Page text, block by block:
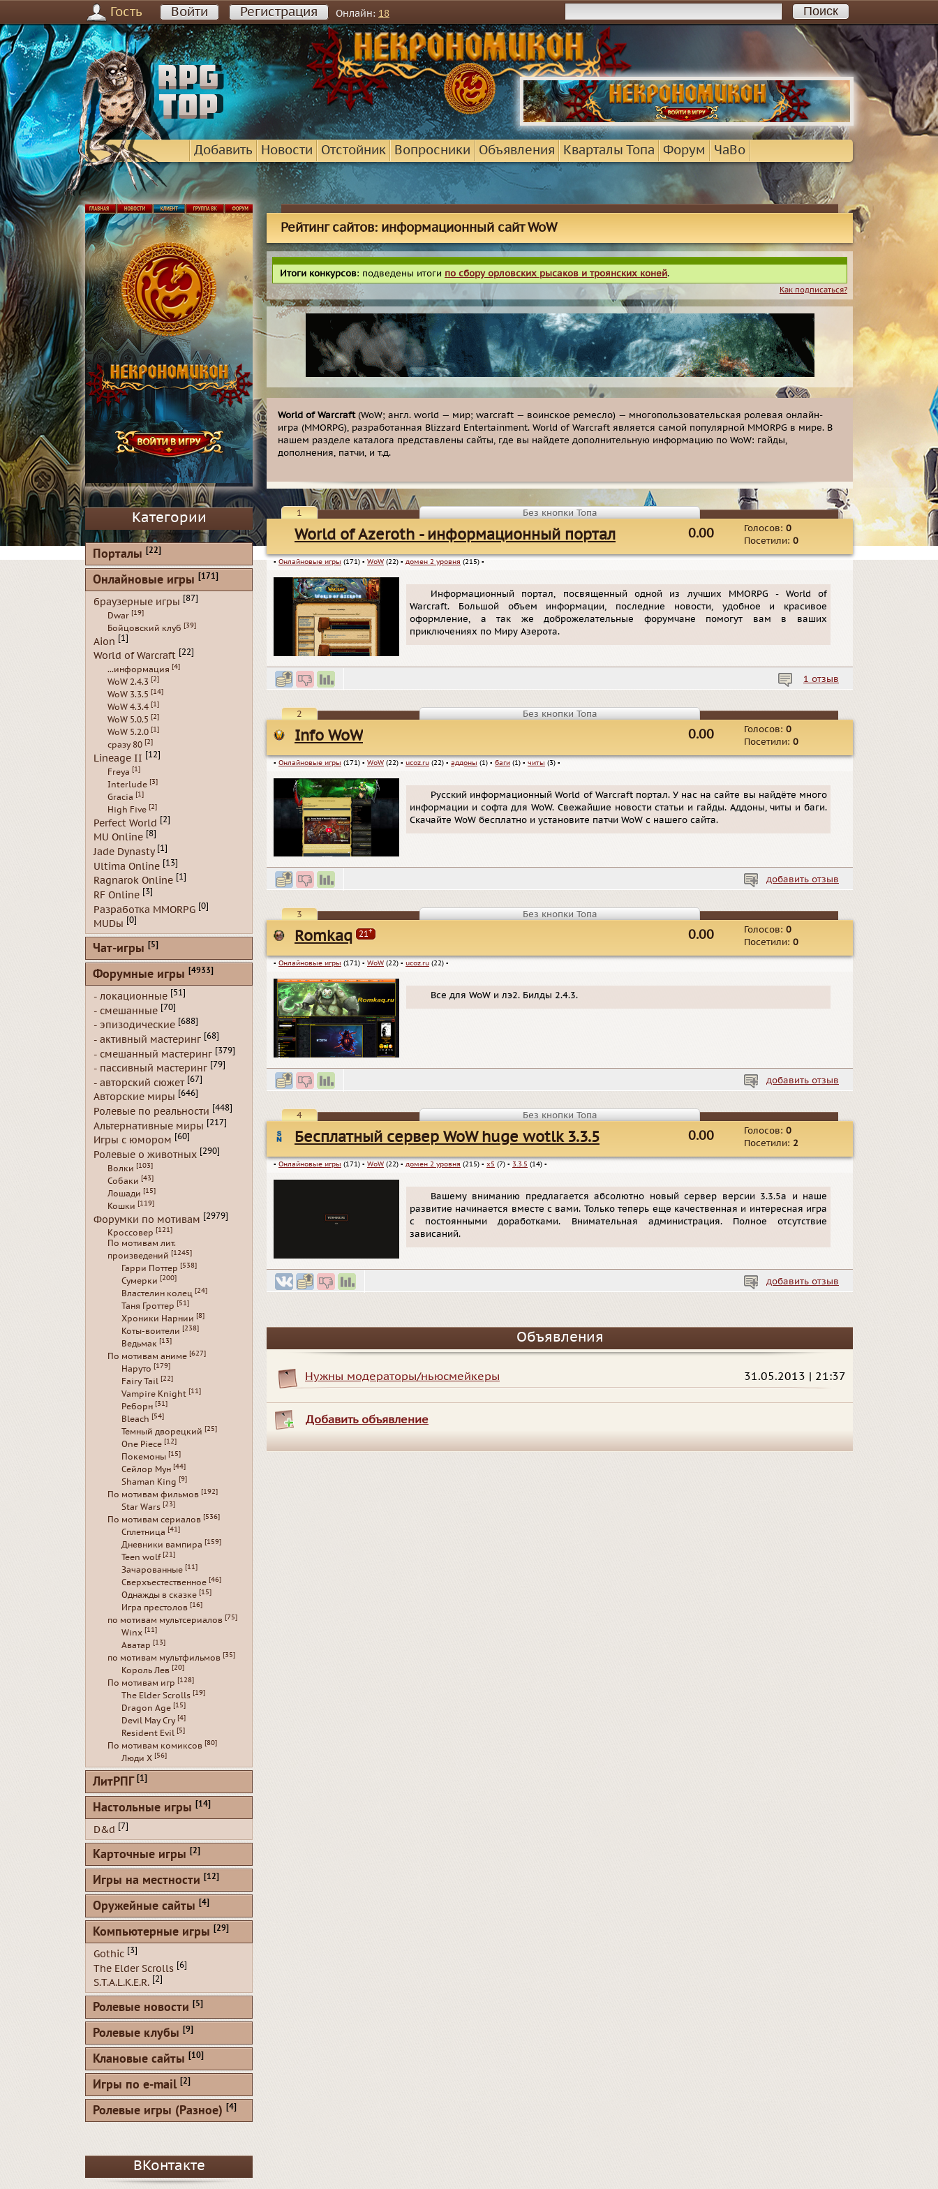
Гость Войти Регистрация Онлайн: 18
Добавить Новости Отстойник Вопросники Объявления Кварталы Топа Форум ЧаВо
Рейтинг сайтов: информационный сайт WoW
Итоги конкурсов: подведены итоги по сбору орловских рысаков и троянских коней.
Как подписаться?
World of Warcraft(WoW; англ. world — мир; warcraft — воинское ремесло) — многопользовательская ролевая онлайн-
игра (MMORPG), разработанная Blizzard Entertainment. World of Warcraft является самой популярной MMORPG в мире. В
нашем разделе каталога представлены сайты, где вы найдете дополнительную информацию по WoW: гайды,
дополнения, патчи, и т.д.
Без кнопки Топа
1
World of Azeroth - информационный портал Голосов: 0
Посетили: 0
0.00
▪ Онлайновые игры (171) ▪ WoW (22) ▪ домен 2 уровня (215) ▪
Информационный портал, посвященный одной из лучших MMORPG - World of
Warcraft. Большой объем информации, последние новости, удобное и красивое
оформление, а так же доброжелательные форумчане помогут вам в ваших
приключениях по Миру Азерота.
1 отзыв
Без кнопки Топа
2
Info WoW Голосов: 0
Посетили: 0
0.00
▪ Онлайновые игры (171) ▪ WoW (22) ▪ ucoz.ru (22) ▪ аддоны (1) ▪ баги (1) ▪ читы (3) ▪
Русский информационный World of Warcraft портал. У нас на сайте вы найдёте много
информации и софта для WoW. Свежайшие новости статьи и гайды. Аддоны, читы и баги.
Скачайте WoW бесплатно и установите патчи WoW с нашего сайта.
добавить отзыв
Без кнопки Топа
3
Romkaq 21+ Голосов: 0
Посетили: 0
0.00
▪ Онлайновые игры (171) ▪ WoW (22) ▪ ucoz.ru (22) ▪
Все для WoW и лэ2. Билды 2.4.3.
добавить отзыв
Без кнопки Топа
4
Бесплатный сервер WoW huge wotlk 3.3.5 Голосов: 0
Посетили: 2
0.00
▪ Онлайновые игры (171) ▪ WoW (22) ▪ домен 2 уровня (215) ▪ x5 (7) ▪ 3.3.5 (14) ▪
Вашему вниманию предлагается абсолютно новый сервер версии 3.3.5а и наше
развитие начинается вместе с вами. Только теперь еще качественная и интересная игра
с постоянными доработками. Внимательная администрация. Полное отсутствие
зависаний.
добавить отзыв
Объявления
Нужны модераторы/ньюсмейкеры 31.05.2013 | 21:37
Добавить объявление
Категории
Порталы [22]
Онлайновые игры [171]
браузерные игры [87]
Dwar [19]
Бойцовский клуб [39]
Aion [1]
World of Warcraft [22]
...информация [4]
WoW 2.4.3 [2]
WoW 3.3.5 [14]
WoW 4.3.4 [1]
WoW 5.0.5 [2]
WoW 5.2.0 [1]
сразу 80 [2]
Lineage II [12]
Freya [1]
Interlude [3]
Gracia [1]
High Five [2]
Perfect World [2]
MU Online [8]
Jade Dynasty [1]
Ultima Online [13]
Ragnarok Online [1]
RF Online [3]
Разработка MMORPG [0]
MUDы [0]
Чат-игры [5]
Форумные игры [4933]
- локационные [51]
- смешанные [70]
- эпизодические [688]
- активный мастеринг [68]
- смешанный мастеринг [379]
- пассивный мастеринг [79]
- авторский сюжет [67]
Авторские миры [646]
Ролевые по реальности [448]
Альтернативные миры [217]
Игры с юмором [60]
Ролевые о животных [290]
Волки [103]
Собаки [43]
Лошади [15]
Кошки [119]
Форумки по мотивам [2979]
Кроссовер [121]
По мотивам лит.
произведений [1245]
Гарри Поттер [538]
Сумерки [200]
Властелин колец [24]
Таня Гроттер [51]
Хроники Нарнии [8]
Коты-воители [238]
Ведьмак [13]
По мотивам аниме [627]
Наруто [179]
Fairy Tail [22]
Vampire Knight [11]
Реборн [31]
Bleach [54]
Темный дворецкий [25]
One Piece [12]
Покемоны [15]
Сейлор Мун [44]
Shaman King [9]
По мотивам фильмов [192]
Star Wars [23]
По мотивам сериалов [536]
Сплетница [41]
Дневники вампира [159]
Teen wolf [21]
Зачарованные [11]
Сверхъестественное [46]
Однажды в сказке [15]
Игра престолов [16]
по мотивам мультсериалов [75]
Winx [11]
Аватар [13]
по мотивам мультфильмов [35]
Король Лев [20]
По мотивам игр [128]
The Elder Scrolls [19]
Dragon Age [15]
Devil May Cry [4]
Resident Evil [5]
По мотивам комиксов [80]
Люди Х [56]
ЛитРПГ [1]
Настольные игры [14]
D&d [7]
Карточные игры [2]
Игры на местности [12]
Оружейные сайты [4]
Компьютерные игры [29]
Gothic [3]
The Elder Scrolls [6]
S.T.A.L.K.E.R. [2]
Ролевые новости [5]
Ролевые клубы [9]
Клановые сайты [10]
Игры по e-mail [2]
Ролевые игры (Разное) [4]
ВКонтакте